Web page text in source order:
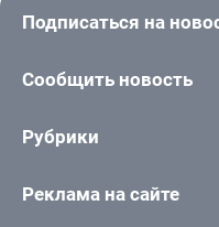
Подписаться на
Сообщить новость
Рубрики
Реклама на сайте